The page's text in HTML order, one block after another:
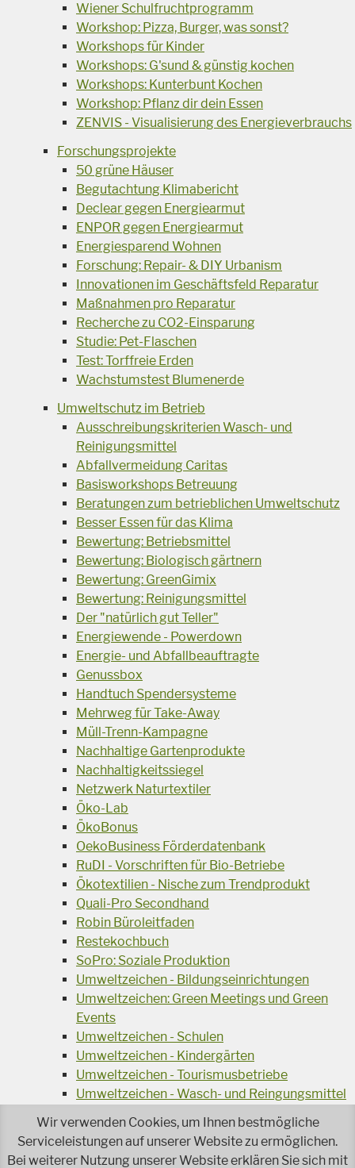
Wiener Schulfruchtprogramm
Workshop: Pizza, Burger, was sonst?
Workshops für Kinder
Workshops: G'sund & günstig kochen
Workshops: Kunterbunt Kochen
Workshop: Pflanz dir dein Essen
ZENVIS - Visualisierung des Energieverbrauchs
Forschungsprojekte
50 grüne Häuser
Begutachtung Klimabericht
Declear gegen Energiearmut
ENPOR gegen Energiearmut
Energiesparend Wohnen
Forschung: Repair- & DIY Urbanism
Innovationen im Geschäftsfeld Reparatur
Maßnahmen pro Reparatur
Recherche zu CO2-Einsparung
Studie: Pet-Flaschen
Test: Torffreie Erden
Wachstumstest Blumenerde
Umweltschutz im Betrieb
Ausschreibungskriterien Wasch- und
Reinigungsmittel
Abfallvermeidung Caritas
Basisworkshops Betreuung
Beratungen zum betrieblichen Umweltschutz
Besser Essen für das Klima
Bewertung: Betriebsmittel
Bewertung: Biologisch gärtnern
Bewertung: GreenGimix
Bewertung: Reinigungsmittel
Der "natürlich gut Teller"
Energiewende - Powerdown
Energie- und Abfallbeauftragte
Genussbox
Handtuch Spendersysteme
Mehrweg für Take-Away
Müll-Trenn-Kampagne
Nachhaltige Gartenprodukte
Nachhaltigkeitssiegel
Netzwerk Naturtextiler
Öko-Lab
ÖkoBonus
OekoBusiness Förderdatenbank
RuDI - Vorschriften für Bio-Betriebe
Ökotextilien - Nische zum Trendprodukt
Quali-Pro Secondhand
Robin Büroleitfaden
Restekochbuch
SoPro: Soziale Produktion
Umweltzeichen - Bildungseinrichtungen
Umweltzeichen: Green Meetings und Green
Events
Umweltzeichen - Schulen
Umweltzeichen - Kindergärten
Umweltzeichen - Tourismusbetriebe
Umweltzeichen - Wasch- und Reingungsmittel
Veranstaltungsreihe Ressourcen-Effizienz
Wiederverwendung von Elektroaltgeräten
Wasser - das Businessgetränk
Wir verwenden Cookies, um Ihnen bestmögliche
Serviceleistungen auf unserer Website zu ermöglichen.
Bei weiterer Nutzung unserer Website erklären Sie sich mit